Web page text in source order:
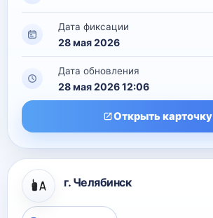
Дата фиксации
28 мая 2026
Дата обновления
28 мая 2026 12:06
Открыть карточку
г. Челябинск